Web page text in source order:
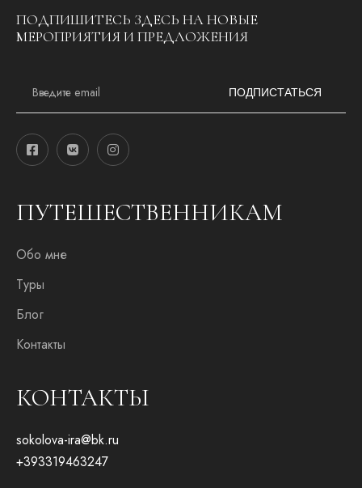
ПОДПИШИТЕСЬ ЗДЕСЬ НА НОВЫЕ
МЕРОПРИЯТИЯ И ПРЕДЛОЖЕНИЯ
a
l
*
ПОДПИСТАТЬСЯ
ПУТЕШЕСТВЕННИКАМ
Обо мне
Туры
Блог
Контакты
КОНТАКТЫ
sokolova-ira@bk.ru
+393319463247